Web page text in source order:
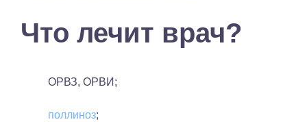
Что лечит врач?
ОРВЗ, ОРВИ;
поллиноз;